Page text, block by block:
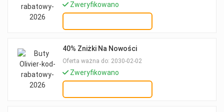
Zweryfikowano
40% Zniżki Na Nowości
Oferta ważna do: 2030-02-02
Zweryfikowano